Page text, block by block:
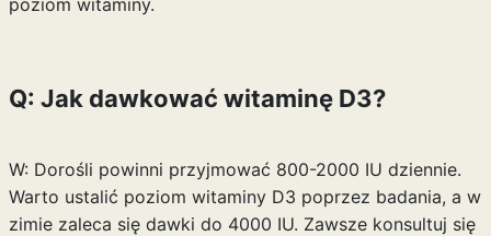
poziom witaminy.
Q: Jak dawkować witaminę D3?
W: Dorośli powinni przyjmować 800-2000 IU dziennie.
Warto ustalić poziom witaminy D3 poprzez badania, a w
zimie zaleca się dawki do 4000 IU. Zawsze konsultuj się